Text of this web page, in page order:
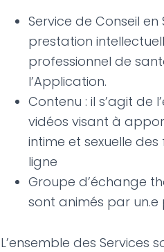
Service de Conseil en
prestation
professionnel de
l’Application.
Contenu : il s’agit de
vidéos visant à
intime et sexuelle
ligne
Groupe d’échange
sont animés par
L’ensemble des Services